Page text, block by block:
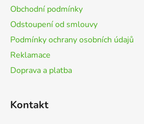
Obchodní podmínky
Odstoupení od smlouvy
Podmínky ochrany osobních údajů
Reklamace
Doprava a platba
Kontakt